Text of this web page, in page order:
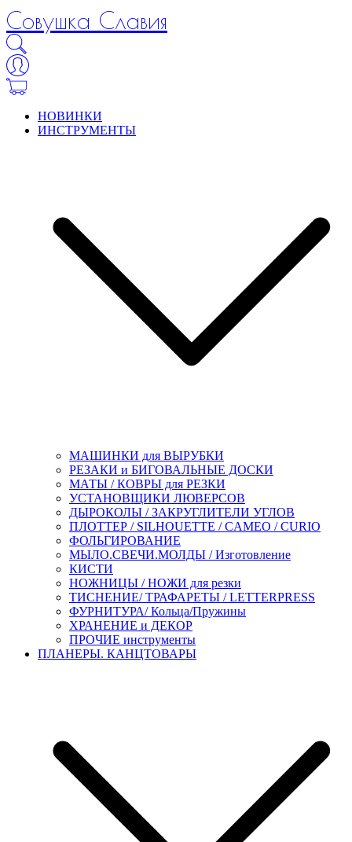
Совушка Славия
НОВИНКИ
ИНСТРУМЕНТЫ
МАШИНКИ для ВЫРУБКИ
РЕЗАКИ и БИГОВАЛЬНЫЕ ДОСКИ
МАТЫ / КОВРЫ для РЕЗКИ
УСТАНОВЩИКИ ЛЮВЕРСОВ
ДЫРОКОЛЫ / ЗАКРУГЛИТЕЛИ УГЛОВ
ПЛОТТЕР / SILHOUETTE / CAMEO / CURIO
ФОЛЬГИРОВАНИЕ
МЫЛО.СВЕЧИ.МОЛДЫ / Изготовление
КИСТИ
НОЖНИЦЫ / НОЖИ для резки
ТИСНЕНИЕ/ ТРАФАРЕТЫ / LETTERPRESS
ФУРНИТУРА/ Кольца/Пружины
ХРАНЕНИЕ и ДЕКОР
ПРОЧИЕ инструменты
ПЛАНЕРЫ. КАНЦТОВАРЫ